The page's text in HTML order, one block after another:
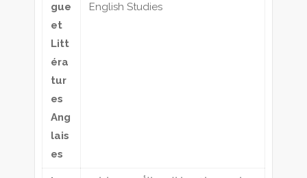
gue
et
Litt
éra
tur
es
Ang
lais
es
English Studies